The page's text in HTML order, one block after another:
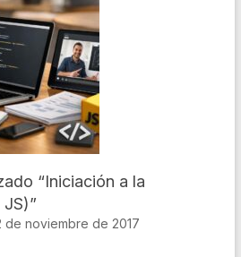
“Iniciación a la
de noviembre de 2017